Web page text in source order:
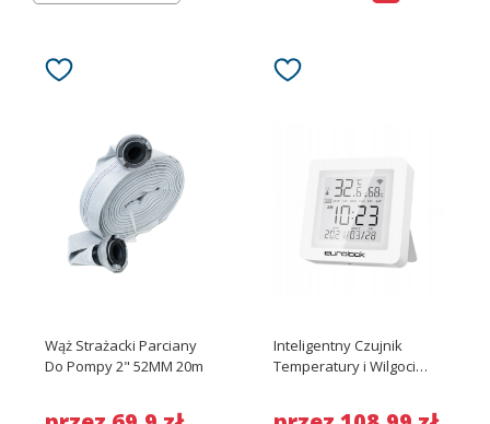
Wąż Strażacki Parciany
Do Pompy 2" 52MM 20m
Inteligentny Czujnik
Temperatury i Wilgoci